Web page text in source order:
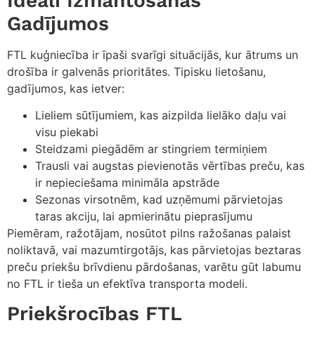
Gadījumos
FTL kuģniecība ir īpaši svarīgi situācijās, kur ātrums un
drošība ir galvenās prioritātes. Tipisku lietošanu,
gadījumos, kas ietver:
Lieliem sūtījumiem, kas aizpilda lielāko daļu vai
visu piekabi
Steidzami piegādēm ar stingriem termiņiem
Trausli vai augstas pievienotās vērtības preču, kas
ir nepieciešama minimāla apstrāde
Sezonas virsotnēm, kad uzņēmumi pārvietojas
taras akciju, lai apmierinātu pieprasījumu
Piemēram, ražotājam, nosūtot pilns ražošanas palaist
noliktavā, vai mazumtirgotājs, kas pārvietojas beztaras
preču priekšu brīvdienu pārdošanas, varētu gūt labumu
no FTL ir tieša un efektīva transporta modeli.
Priekšrocības FTL